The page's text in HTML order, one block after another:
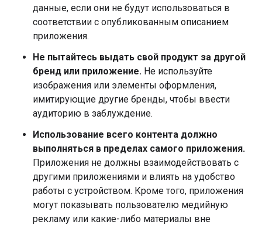
данные, если они не будут использоваться в
соответствии с опубликованным описанием
приложения.
Не пытайтесь выдать свой продукт за другой
бренд или приложение. Не используйте
изображения или элементы оформления,
имитирующие другие бренды, чтобы ввести
аудиторию в заблуждение.
Использование всего контента должно
выполняться в пределах самого приложения.
Приложения не должны взаимодействовать с
другими приложениями и влиять на удобство
работы с устройством. Кроме того, приложения
могут показывать пользователю медийную
рекламу или какие-либо материалы вне